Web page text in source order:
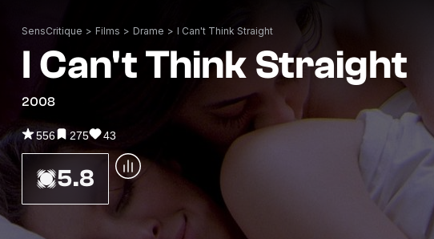
SensCritique > Films > Drame > I Can't Think Straight
I Can't Think Straight
2008
556 275 43
5.8